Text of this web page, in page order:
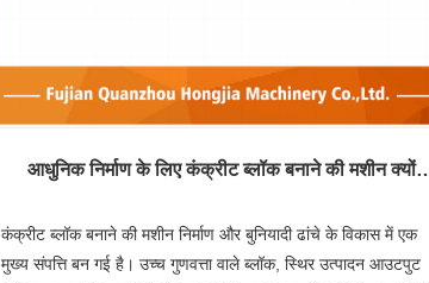
आधुनिक निर्माण के लिए कंक्रीट ब्लॉक बनाने की मशीन क्यों
कंक्रीट ब्लॉक बनाने की मशीन निर्माण और बुनियादी ढांचे के विकास में एक
मुख्य संपत्ति बन गई है। उच्च गुणवत्ता वाले ब्लॉक, स्थिर उत्पादन आउटपुट